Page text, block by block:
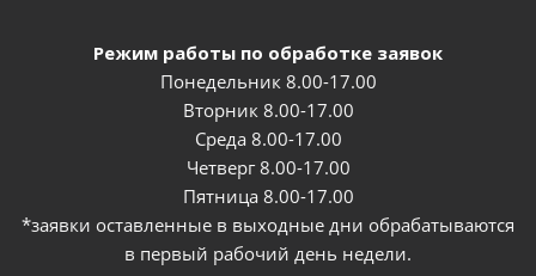
Режим работы по обработке заявок
Понедельник 8.00-17.00
Вторник 8.00-17.00
Среда 8.00-17.00
Четверг 8.00-17.00
Пятница 8.00-17.00
*заявки оставленные в выходные дни обрабатываются
в первый рабочий день недели.